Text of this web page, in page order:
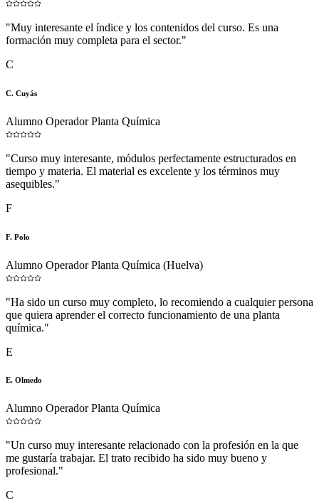
"Muy interesante el índice y los contenidos del curso. Es una
formación muy completa para el sector."
C
C. Cuyás
Alumno Operador Planta Química
"Curso muy interesante, módulos perfectamente estructurados en
tiempo y materia. El material es excelente y los términos muy
asequibles."
F
F. Polo
Alumno Operador Planta Química (Huelva)
"Ha sido un curso muy completo, lo recomiendo a cualquier persona
que quiera aprender el correcto funcionamiento de una planta
química."
E
E. Olmedo
Alumno Operador Planta Química
"Un curso muy interesante relacionado con la profesión en la que
me gustaría trabajar. El trato recibido ha sido muy bueno y
profesional."
C